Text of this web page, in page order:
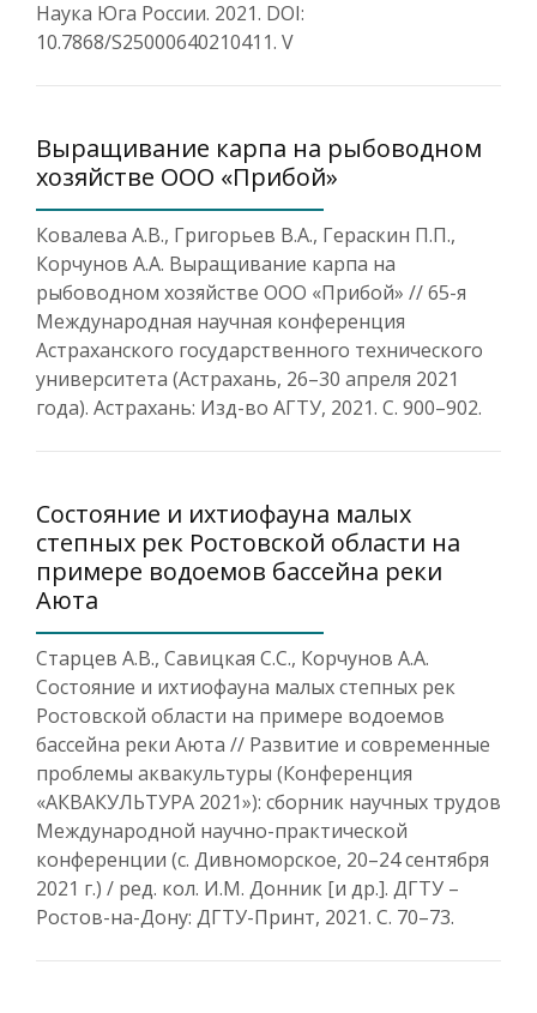
Наука Юга России. 2021. DOI:
10.7868/S25000640210411. V
Выращивание карпа на рыбоводном
хозяйстве ООО «Прибой»
Ковалева А.В., Григорьев В.А., Гераскин П.П.,
Корчунов А.А. Выращивание карпа на
рыбоводном хозяйстве ООО «Прибой» // 65-я
Международная научная конференция
Астраханского государственного технического
университета (Астрахань, 26–30 апреля 2021
года). Астрахань: Изд-во АГТУ, 2021. С. 900–902.
Состояние и ихтиофауна малых
степных рек Ростовской области на
примере водоемов бассейна реки
Аюта
Старцев А.В., Савицкая С.С., Корчунов А.А.
Состояние и ихтиофауна малых степных рек
Ростовской области на примере водоемов
бассейна реки Аюта // Развитие и современные
проблемы аквакультуры (Конференция
«АКВАКУЛЬТУРА 2021»): сборник научных трудов
Международной научно-практической
конференции (с. Дивноморское, 20–24 сентября
2021 г.) / ред. кол. И.М. Донник [и др.]. ДГТУ –
Ростов-на-Дону: ДГТУ-Принт, 2021. С. 70–73.